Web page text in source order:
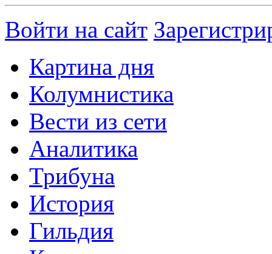
Войти на сайт
Картина дня
Колумнистика
Вести из сети
Аналитика
Трибуна
История
Гильдия